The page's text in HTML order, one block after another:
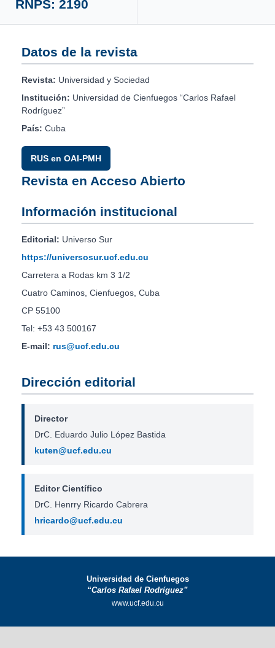
RNPS: 2190
Datos de la revista
Revista: Universidad y Sociedad
Institución: Universidad de Cienfuegos “Carlos Rafael
Rodríguez”
País: Cuba
RUS en OAI-PMH
Revista en Acceso Abierto
Información institucional
Editorial: Universo Sur
https://universosur.ucf.edu.cu
Carretera a Rodas km 3 1/2
Cuatro Caminos, Cienfuegos, Cuba
CP 55100
Tel: +53 43 500167
E-mail: rus@ucf.edu.cu
Dirección editorial
Director
DrC. Eduardo Julio López Bastida
kuten@ucf.edu.cu
Editor Científico
DrC. Henrry Ricardo Cabrera
hricardo@ucf.edu.cu
Universidad de Cienfuegos
“Carlos Rafael Rodríguez”
www.ucf.edu.cu